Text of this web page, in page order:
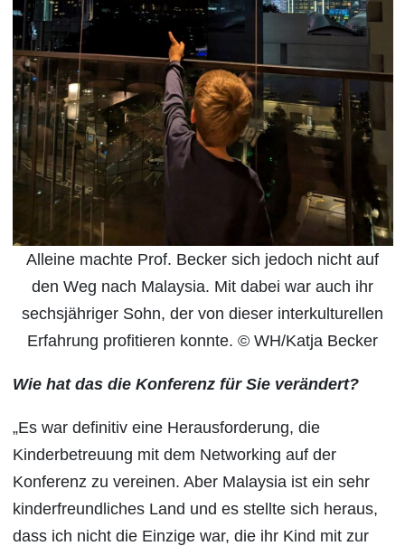
Alleine machte Prof. Becker sich jedoch nicht auf
den Weg nach Malaysia. Mit dabei war auch ihr
sechsjähriger Sohn, der von dieser interkulturellen
Erfahrung profitieren konnte. © WH/Katja Becker
Wie hat das die Konferenz für Sie verändert?
„Es war definitiv eine Herausforderung, die
Kinderbetreuung mit dem Networking auf der
Konferenz zu vereinen. Aber Malaysia ist ein sehr
kinderfreundliches Land und es stellte sich heraus,
dass ich nicht die Einzige war, die ihr Kind mit zur